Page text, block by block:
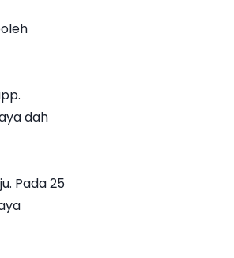
dah
Pada 25